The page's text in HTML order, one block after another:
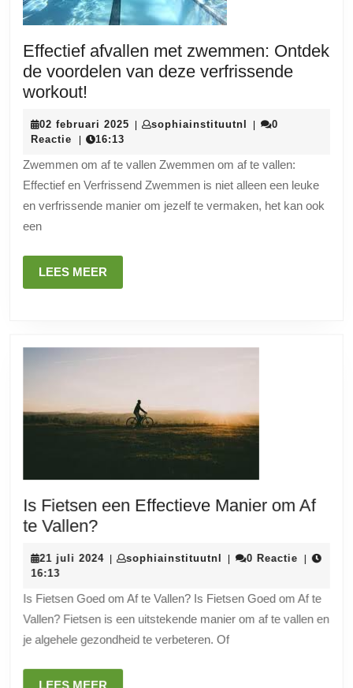
Effectief afvallen met zwemmen: Ontdek
de voordelen van deze verfrissende
workout!
met
Ontdek
de
voordelen
deze
verfrissende
02 februari 2025 02| sophiainstituutnl sophiainstituutnl
|
0
Reactie
| 16:13
Zwemmen om af te vallen Zwemmen om af te vallen:
Effectief en Verfrissend Zwemmen is niet alleen een leuke
en verfrissende manier om jezelf te vermaken, het kan ook
een
LEES MEER
MEER
Is Fietsen een Effectieve Manier om Af
te Vallen?Is
een
Manier
om
Af
te
21 juli 202421| sophiainstituutnl sophiainstituutnl
| 0 Reactie |
16:13
Is Fietsen Goed om Af te Vallen? Is Fietsen Goed om Af te
Vallen? Fietsen is een uitstekende manier om af te vallen en
je algehele gezondheid te verbeteren. Of
LEES MEER